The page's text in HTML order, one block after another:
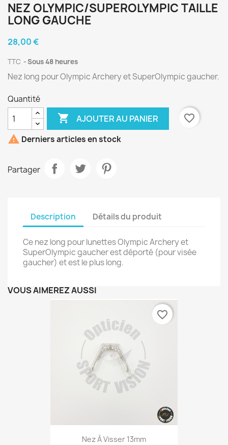
NEZ OLYMPIC/SUPEROLYMPIC TAILLE
LONG GAUCHE
28,00 €
TTC Sous 48 heures
Nez long pour Olympic Archery et SuperOlympic gaucher.
Quantité
 AJOUTER AU PANIER
favorite_border
 Derniers articles en stock
Partager
Description Détails du produit
Ce nez long pour lunettes Olympic Archery et
SuperOlympic gaucher est déporté (pour visée
gaucher) et est le plus long.
VOUS AIMEREZ AUSSI
Nez À Visser 13mm
favorite_border